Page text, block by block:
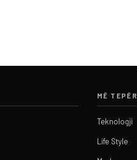
MË TEPËR
Teknologji
Life Style